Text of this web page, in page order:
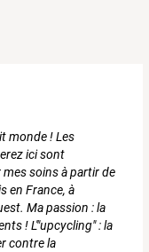
monde ! Les
ici sont
soins à partir de
en France, à
Ma passion : la
! L'"upcycling" : la
contre la